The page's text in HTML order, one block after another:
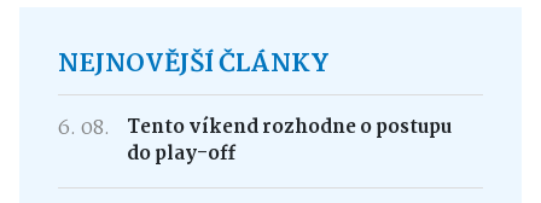
NEJNOVĚJŠÍ ČLÁNKY
6. 08.
Tento víkend rozhodne o postupu
do play-off